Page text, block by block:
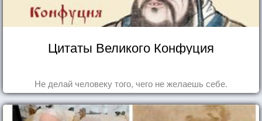
Цитаты Великого Конфуция
Не делай человеку того, чего не желаешь себе.